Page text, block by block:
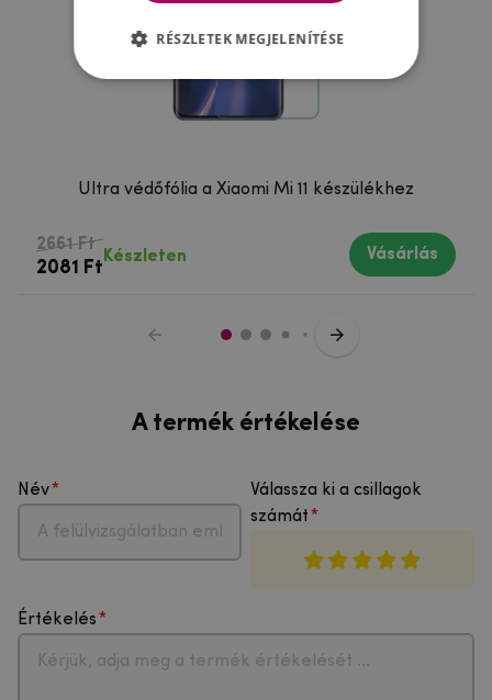
Ultra védőfólia a Xiaomi Mi 11 készülékhez
2661 Ft
2081 Ft
Készleten Vásárlás
A termék értékelése
Név
Válassza ki a csillagok
számát
Értékelés
RÉSZLETEK MEGJELENÍTÉSE